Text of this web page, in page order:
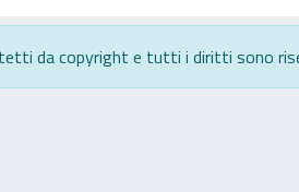
da copyright e tutti i diritti sono